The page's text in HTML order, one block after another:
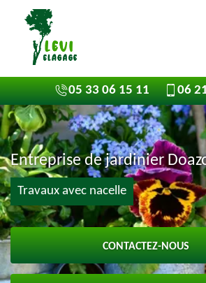
05 33 06 15 11 06
Entreprise de jardinier
Travaux avec nacelle
CONTACTEZ-NOUS